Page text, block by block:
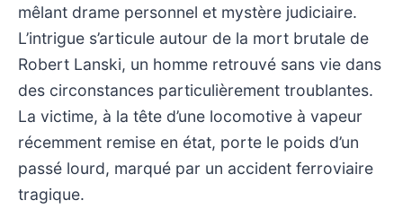
mêlant drame personnel et mystère judiciaire.
L’intrigue s’articule autour de la mort brutale de
Robert Lanski, un homme retrouvé sans vie dans
des circonstances particulièrement troublantes.
La victime, à la tête d’une locomotive à vapeur
récemment remise en état, porte le poids d’un
passé lourd, marqué par un accident ferroviaire
tragique.